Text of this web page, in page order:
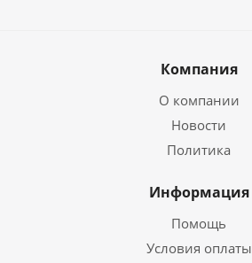
Компания
О компании
Новости
Политика
Информация
Помощь
Условия оплаты